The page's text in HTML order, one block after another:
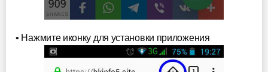
• Нажмите иконку для установки приложения